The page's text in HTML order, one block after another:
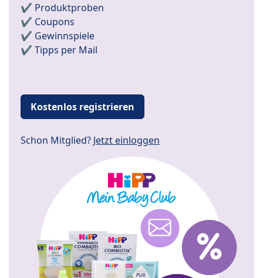
✔️ Produktproben
✔️ Coupons
✔️ Gewinnspiele
✔️ Tipps per Mail
Kostenlos registrieren
Schon Mitglied? Jetzt einloggen